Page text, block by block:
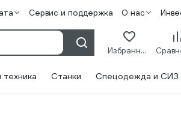
Сервис и поддержка О нас
Избранное
Станки Спецодежда и СИЗ